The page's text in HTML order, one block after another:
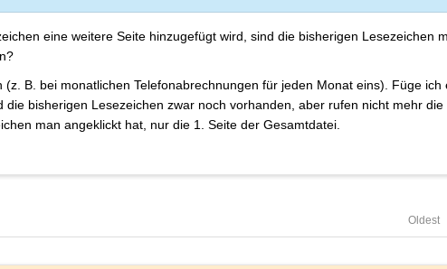
eine weitere Seite hinzugefügt wird, sind die bisherigen Lesezeichen
B. bei monatlichen Telefonabrechnungen für jeden Monat eins). Füge ich
bisherigen Lesezeichen zwar noch vorhanden, aber rufen nicht mehr
man angeklickt hat, nur die 1. Seite der Gesamtdatei.
Oldest